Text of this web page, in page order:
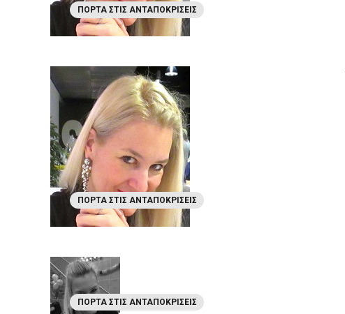
ΠΌΡΤΑ ΣΤΙΣ ΑΝΤΑΠΟΚΡΊΣΕΙΣ
ΠΌΡΤΑ ΣΤΙΣ ΑΝΤΑΠΟΚΡΊΣΕΙΣ
ΠΌΡΤΑ ΣΤΙΣ ΑΝΤΑΠΟΚΡΊΣΕΙΣ